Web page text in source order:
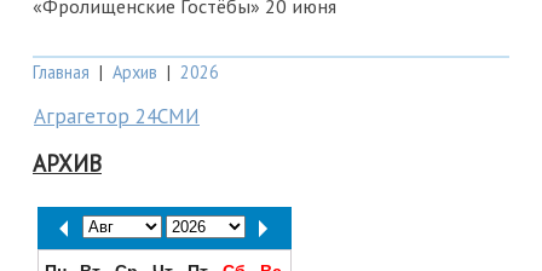
«Фролищенские Гостёбы» 20 июня
Главная | Архив | 2026
Аграгетор 24СМИ
АРХИВ